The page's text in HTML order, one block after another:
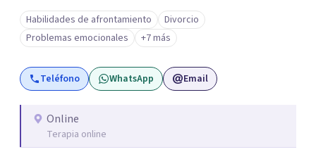
Focalizada en las Emociones (TFE) en España, además de
supervisora y terapeuta certificada. La TFE ha
demostrado una mejora significativa en las relaciones,
con un 70-75% de éxito y felicidad duradera. Este enfoque
también transforma la vida en terapia individual,
emocional. Desde que me gradué en Psicología en 2002,
siempre he estado en constante aprendizaje y
Habilidades de afrontamiento
Divorcio
Problemas emocionales
+7 más
Teléfono WhatsApp Email
Online
Terapia online